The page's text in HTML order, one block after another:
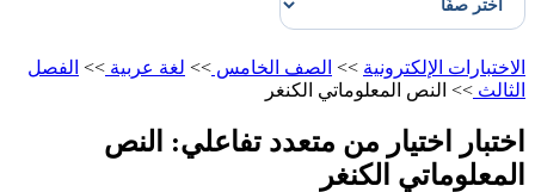
الاختبارات الإلكترونية >> الصف الخامس >> لغة عربية >> الفصل
الثالث >> النص المعلوماتي الكنغر
اختبار اختيار من متعدد تفاعلي: النص
المعلوماتي الكنغر